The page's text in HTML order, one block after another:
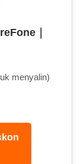
｜
menyalin)